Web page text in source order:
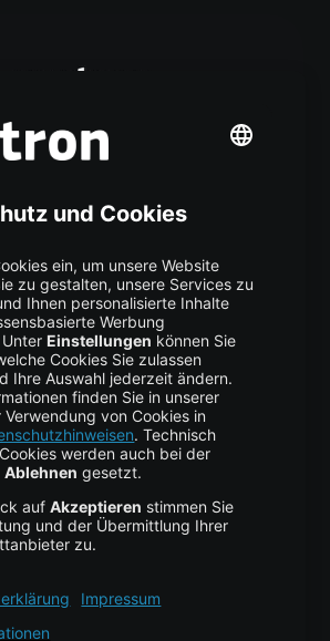
»export«: Syntax,
Verwendung
vor 2 Wochen
Uhr So verwendest du den
Linux Der Linux-Befehl export ist
Befehl, der Variablen und
Vererbung an untergeordnete